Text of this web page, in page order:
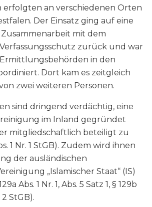
erfolgten an verschiedenen Orten
Der Einsatz ging auf eine
mit dem
zurück und war
in den
Dort kam es zeitgleich
zwei weiteren Personen.
sind dringend verdächtig, eine
im Inland gegründet
mitgliedschaftlich beteiligt zu
1 Nr. 1 StGB). Zudem wird ihnen
der ausländischen
„Islamischer Staat“ (IS)
Abs. 1 Nr. 1, Abs. 5 Satz 1, § 129b
2 StGB).